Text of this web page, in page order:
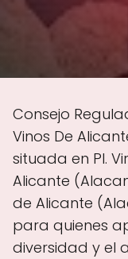
Consejo
Vinos De
situada en Pl.
Alicante
de Alicante
para quienes
diversidad y el